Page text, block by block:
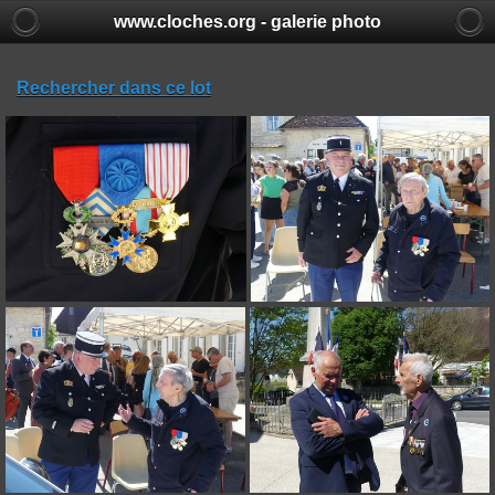
www.cloches.org - galerie photo
Rechercher dans ce lot